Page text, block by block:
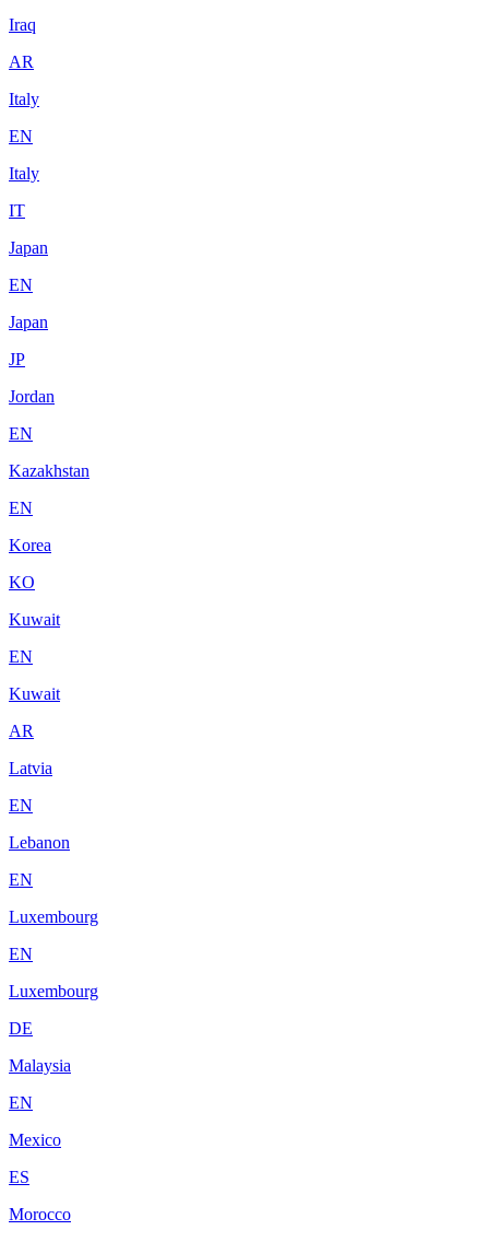
Iraq
AR
Italy
EN
Italy
IT
Japan
EN
Japan
JP
Jordan
EN
Kazakhstan
EN
Korea
KO
Kuwait
EN
Kuwait
AR
Latvia
EN
Lebanon
EN
Luxembourg
EN
Luxembourg
DE
Malaysia
EN
Mexico
ES
Morocco